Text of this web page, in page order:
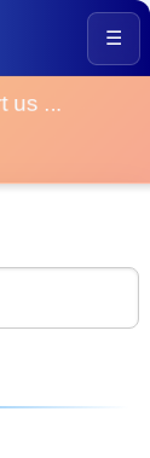
☰
us ...